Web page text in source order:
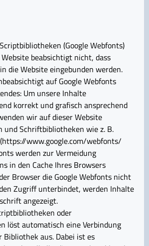
(Google Webfonts)
beabsichtigt nicht, dass
die Website eingebunden werden.
auf Google Webfonts
Um unsere Inhalte
korrekt und grafisch ansprechend
wir auf dieser Website
und Schriftbibliotheken wie z. B.
https://www.google.com/webfonts/
werden zur Vermeidung
in den Cache Ihres Browsers
Browser die Google Webfonts nicht
Zugriff unterbindet, werden Inhalte
angezeigt.
oder
löst automatisch eine Verbindung
aus. Dabei ist es